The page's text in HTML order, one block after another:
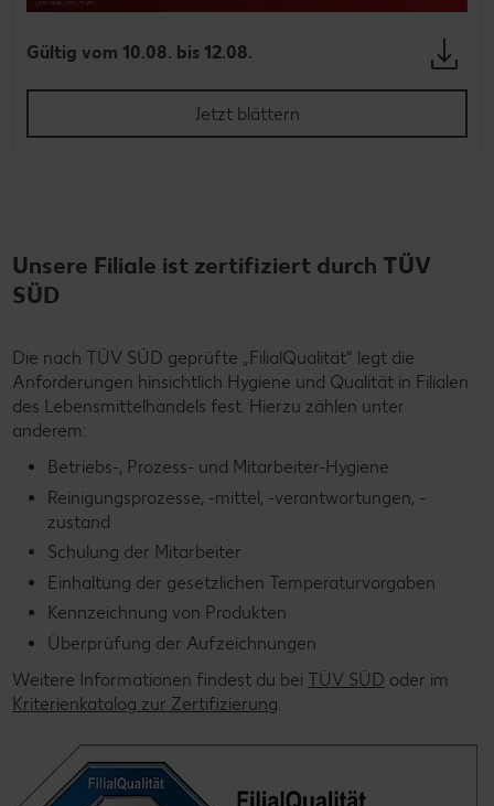
Gültig vom 10.08. bis 12.08.
Jetzt blättern
Unsere Filiale ist zertifiziert durch TÜV
SÜD
Die nach TÜV SÜD geprüfte „FilialQualität“ legt die
Anforderungen hinsichtlich Hygiene und Qualität in Filialen
des Lebensmittelhandels fest. Hierzu zählen unter
anderem:
Betriebs-, Prozess- und Mitarbeiter-Hygiene
Reinigungsprozesse, -mittel, -verantwortungen, -
zustand
Schulung der Mitarbeiter
Einhaltung der gesetzlichen Temperaturvorgaben
Kennzeichnung von Produkten
Überprüfung der Aufzeichnungen
Weitere Informationen findest du bei TÜV SÜD oder im
Kriterienkatalog zur Zertifizierung